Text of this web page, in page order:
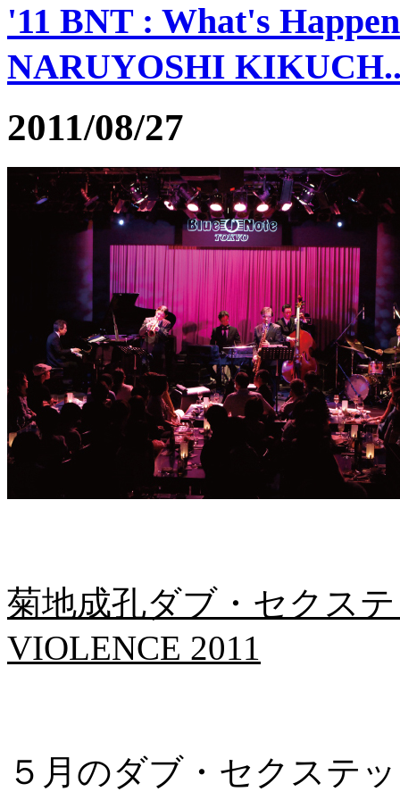
'11 BNT : What's
NARUYOSHI
2011/08/27
菊地成孔ダブ・セクス
VIOLENCE 2011
５月のダブ・セクステ